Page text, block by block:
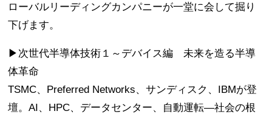
ローバルリーディングカンパニーが一堂に会して掘り
下げます。
▶次世代半導体技術１～デバイス編 未来を造る半導
体革命
TSMC、Preferred Networks、サンディスク、IBMが登
壇。AI、HPC、データセンター、自動運転―社会の根